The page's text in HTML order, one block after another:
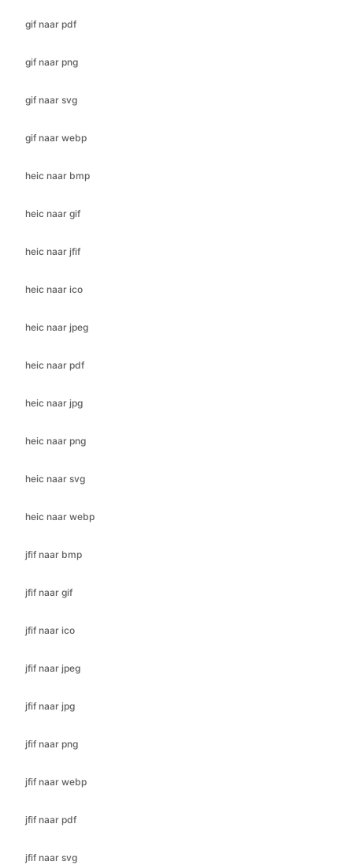
gif naar svg
gif naar webp
heic naar bmp
heic naar gif
heic naar jfif
heic naar ico
heic naar jpeg
heic naar pdf
heic naar jpg
heic naar png
heic naar svg
heic naar webp
jfif naar bmp
jfif naar gif
jfif naar ico
jfif naar jpeg
jfif naar jpg
jfif naar png
jfif naar webp
jfif naar pdf
jfif naar svg
jpeg naar gif